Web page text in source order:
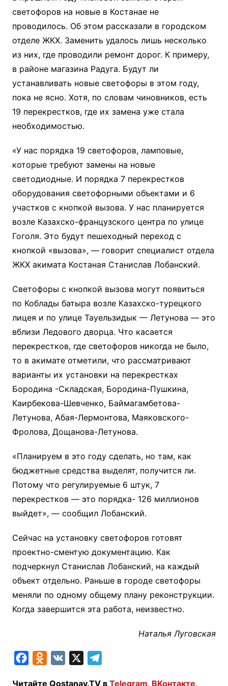
светофоров на новые в Костанае не
проводилось. Об этом рассказали в городском
отделе ЖКХ. Заменить удалось лишь несколько
из них, где проводили ремонт дорог. К примеру,
в районе магазина Радуга. Будут ли
устанавливать новые светофоры в этом году,
пока не ясно. Хотя, по словам чиновников, есть
19 перекрестков, где их замена уже стала
необходимостью.
«У нас порядка 19 светофоров, ламповые,
которые требуют замены на новые
светодиодные. И порядка 7 перекрестков
оборудования светофорными объектами и 6
участков с кнопкой вызова. У нас планируется
возле Казахско-французского центра по улице
Гоголя. Это будут пешеходный переход с
кнопкой «вызова», — говорит специалист отдела
ЖКХ акимата Костаная Станислав Лобанский.
Светофоры с кнопкой вызова могут появиться
по Коблады батыра возле Казахско-турецкого
лицея и по улице Тауельзидык — Летунова — это
вблизи Ледового дворца. Что касается
перекрестков, где светофоров никогда не было,
то в акимате отметили, что рассматривают
варианты их установки на перекрестках
Бородина -Складская, Бородина-Пушкина,
Каирбекова-Шевченко, Баймагамбетова-
Летунова, Абая-Лермонтова, Маяковского-
Фролова, Дощанова-Летунова.
«Планируем в это году сделать, но там, как
бюджетные средства выделят, получится ли.
Потому что регулируемые 6 штук, 7
перекрестков — это порядка- 126 миллионов
выйдет», — сообщил Лобанский.
Сейчас на установку светофоров готовят
проектно-сментую документацию. Как
подчеркнул Станислав Лобанский, на каждый
объект отдельно. Раньше в городе светофоры
меняли по одному общему плану реконструкции.
Когда завершится эта работа, неизвестно.
Наталья Луговская
Читайте Qostanay.TV в Telegram, ВКонтакте,